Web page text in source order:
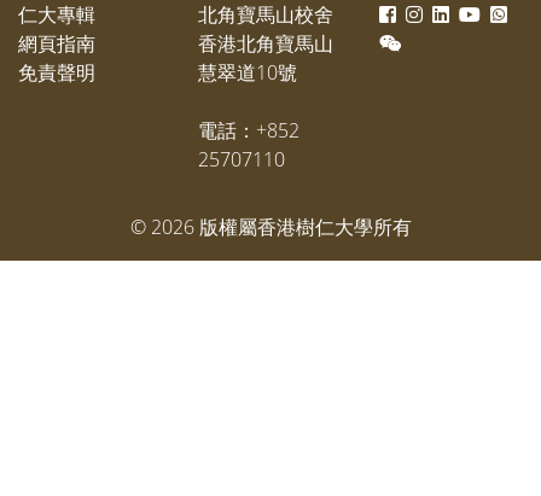
仁大專輯
網頁指南
免責聲明
北角寶馬山校舍
香港北角寶馬山
慧翠道10號
電話：+852
25707110
© 2026版權屬香港樹仁大學所有